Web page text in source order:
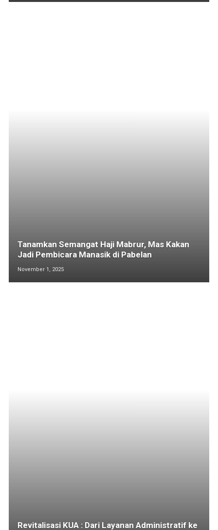
Tanamkan Semangat Haji Mabrur, Mas Kakan
Jadi Pembicara Manasik di Pabelan
November 1, 2025
Revitalisasi KUA : Dari Layanan Administratif ke